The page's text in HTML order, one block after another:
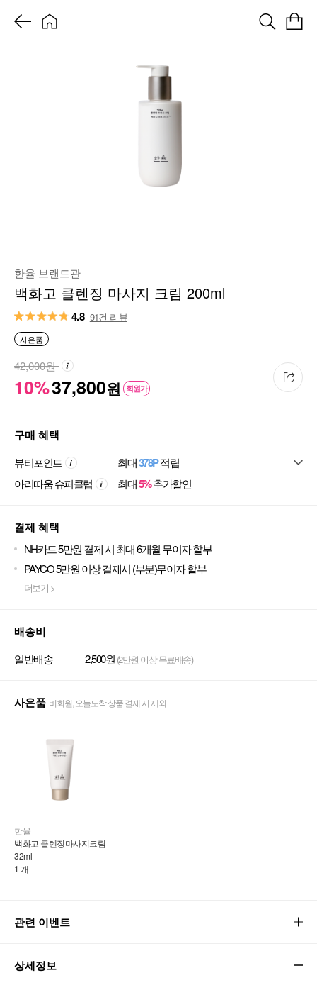
한율 브랜드관
백화고 클렌징 마사지 크림 200ml
4.8 91건 리뷰
사은품
10%37,800원 회원가
42,000원
구매 혜택
뷰티포인트 최대378P적립
아리따움 슈퍼클럽
최대5%추가할인
결제 혜택
NH카드 5만원 결제 시 최대 6개월 무이자 할부
PAYCO 5만원 이상 결제시 (부분)무이자 할부
더보기 >
배송비
일반배송 2,500원 (2만원 이상 무료배송)
사은품 비회원, 오늘도착 상품 결제 시 제외
한율
백화고 클렌징마사지크림
32ml
1 개
관련 이벤트
상세정보